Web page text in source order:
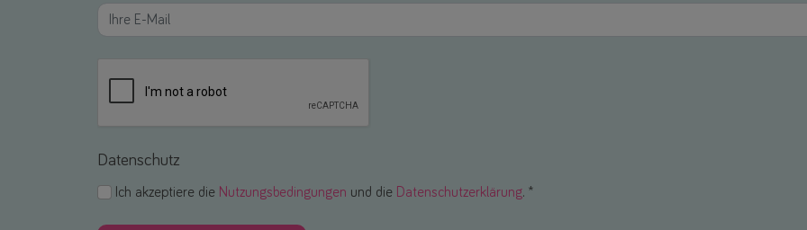
Datenschutz
Ich akzeptiere die Nutzungsbedingungen und die Datenschutzerklärung. *